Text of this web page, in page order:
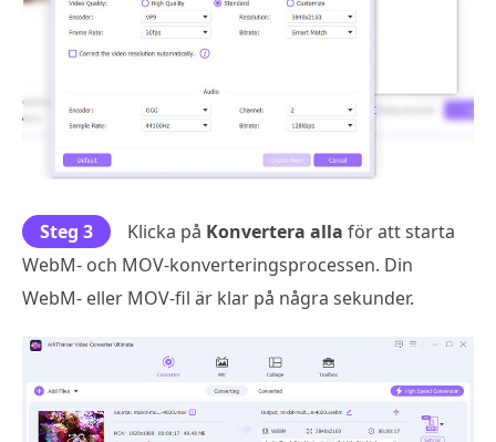
Steg 3 Klicka på Konvertera alla för att starta
WebM- och MOV-konverteringsprocessen. Din
WebM- eller MOV-fil är klar på några sekunder.